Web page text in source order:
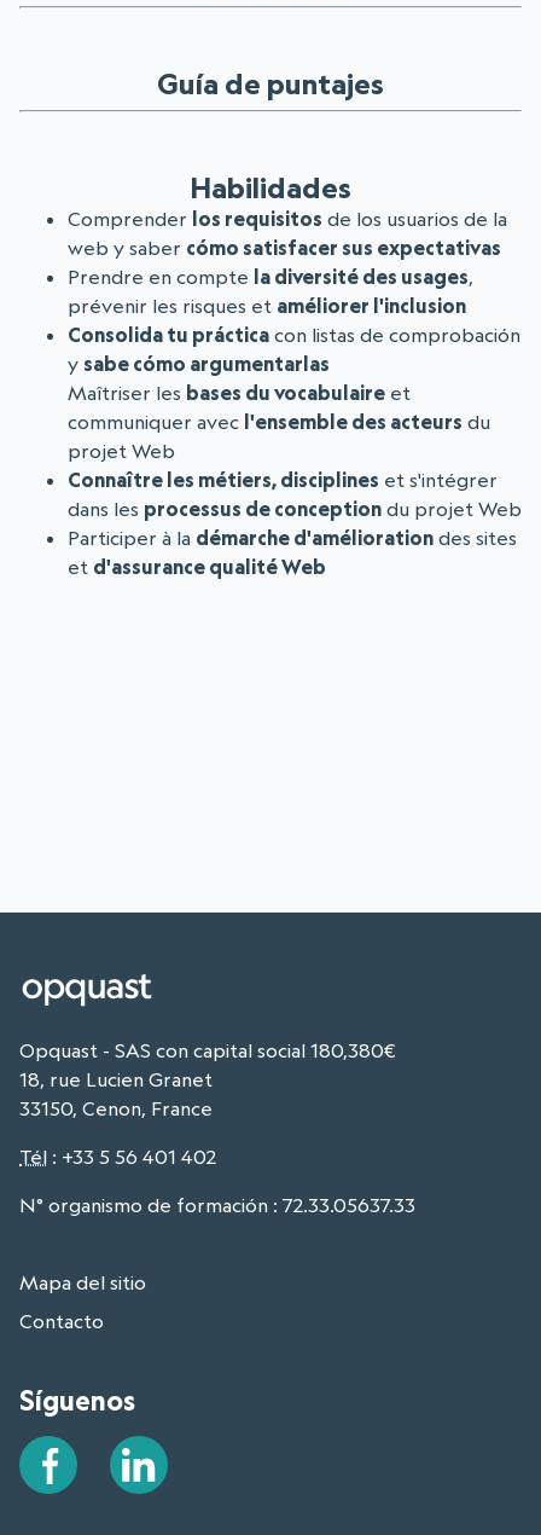
Guía de puntajes
Habilidades
Comprender los requisitos de los usuarios de la
web y saber cómo satisfacer sus expectativas
Prendre en compte la diversité des usages,
prévenir les risques et améliorer l'inclusion
Consolida tu práctica con listas de comprobación
y sabe cómo argumentarlas
Maîtriser les bases du vocabulaire et
communiquer avec l'ensemble des acteurs du
projet Web
Connaître les métiers, disciplines et s'intégrer
dans les processus de conception du projet Web
Participer à la démarche d'amélioration des sites
et d'assurance qualité Web
Opquast - SAS con capital social 180,380€
18, rue Lucien Granet
33150, Cenon, France
Tél : +33 5 56 401 402
N° organismo de formación : 72.33.05637.33
Mapa del sitio
Contacto
Síguenos
Facebook